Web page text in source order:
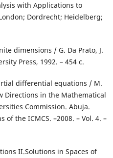
with Applications to
Dordrecht; Heidelberg;
dimensions / G. Da Prato, J.
Press, 1992. – 454 c.
differential equations / M.
Directions in the Mathematical
Commission. Abuja.
the ICMCS. –2008. – Vol. 4. –
II.Solutions in Spaces of